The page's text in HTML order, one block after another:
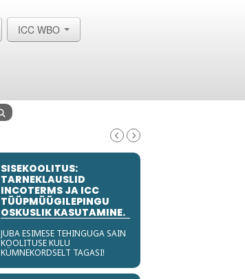
ICC WBO
SISEKOOLITUS:
TARNEKLAUSLID
INCOTERMS JA ICC
TÜÜPMÜÜGILEPINGU
OSKUSLIK KASUTAMINE.
JUBA ESIMESE TEHINGUGA SAIN
KOOLITUSE KULU
KÜMNEKORDSELT TAGASI!